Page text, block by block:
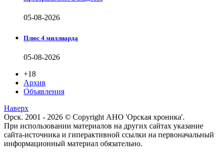
05-08-2026
Плюс 4 миллиарда
05-08-2026
+18
Архив
Объявления
Наверх
Орск. 2001 - 2026 © Copyright АНО 'Орская хроника'.
При использовании материалов на других сайтах указание
сайта-источника и гиперактивной ссылки на первоначальный
информационный материал обязательно.